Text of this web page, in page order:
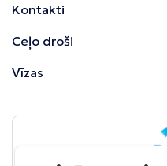
Kontakti
Ceļo droši
Vīzas